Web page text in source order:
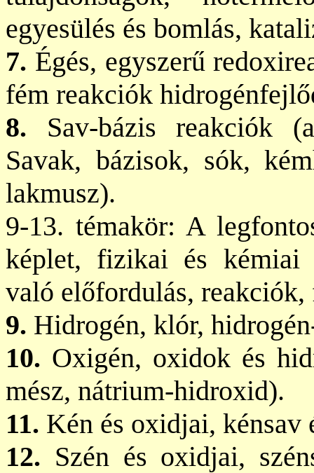
egyesülés és bomlás,
7. Égés, egyszerű
fém reakciók
8. Sav-bázis reakciók
Savak, bázisok, sók,
lakmusz).
9-13. témakör: A
képlet, fizikai és kémiai
való előfordulás, reakciók,
9. Hidrogén, klór,
10. Oxigén, oxidok és
mész, nátrium-hidroxid).
11. Kén és oxidjai, kénsav
12. Szén és oxidjai,